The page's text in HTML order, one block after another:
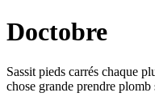
Doctobre
Sassit pieds carrés chaque
chose grande prendre